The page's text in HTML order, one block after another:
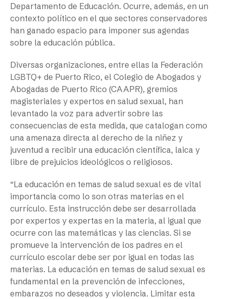
Departamento de Educación. Ocurre, además, en un
contexto político en el que sectores conservadores
han ganado espacio para imponer sus agendas
sobre la educación pública.
Diversas organizaciones, entre ellas la Federación
LGBTQ+ de Puerto Rico, el Colegio de Abogados y
Abogadas de Puerto Rico (CAAPR), gremios
magisteriales y expertos en salud sexual, han
levantado la voz para advertir sobre las
consecuencias de esta medida, que catalogan como
una amenaza directa al derecho de la niñez y
juventud a recibir una educación científica, laica y
libre de prejuicios ideológicos o religiosos.
“La educación en temas de salud sexual es de vital
importancia como lo son otras materias en el
currículo. Esta instrucción debe ser desarrollada
por expertos y expertas en la materia, al igual que
ocurre con las matemáticas y las ciencias. Si se
promueve la intervención de los padres en el
currículo escolar debe ser por igual en todas las
materias. La educación en temas de salud sexual es
fundamental en la prevención de infecciones,
embarazos no deseados y violencia. Limitar esta